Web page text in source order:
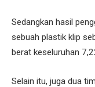
Sedangkan hasil
sebuah plastik klip
berat keseluruhan
Selain itu, juga dua